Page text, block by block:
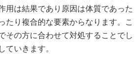
用は結果であり原因は体質であった
たり複合的な要素からなります。こ
その方に合わせて対処することでし
ていきます。